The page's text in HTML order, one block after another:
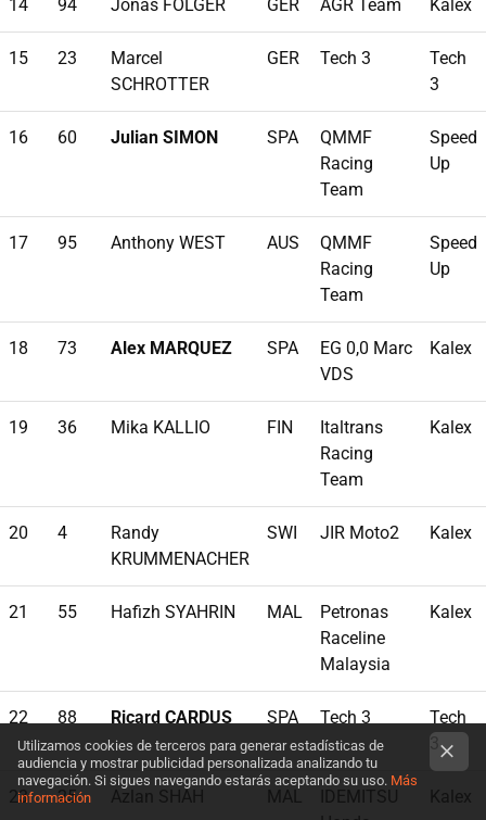
14 94 Jonas FOLGER GER AGR Team Kalex
15 23
Marcel
SCHROTTER
GER Tech 3
Tech
3
16 60 Julian SIMON SPA
QMMF
Racing
Team
Speed
Up
17 95 Anthony WEST AUS
QMMF
Racing
Team
Speed
Up
18 73 Alex MARQUEZ SPA
EG 0,0 Marc
VDS
Kalex
19 36 Mika KALLIO FIN
Italtrans
Racing
Team
Kalex
20 4
Randy
KRUMMENACHER
SWI JIR Moto2 Kalex
21 55 Hafizh SYAHRIN MAL
Petronas
Raceline
Malaysia
Kalex
22 88 Ricard CARDUS SPA Tech 3
Tech
3
23 25 Azlan SHAH MAL
IDEMITSU
Kalex
Utilizamos cookies de terceros para generar estadísticas de
audiencia y mostrar publicidad personalizada analizando tu
navegación. Si sigues navegando estarás aceptando su uso. Más
información